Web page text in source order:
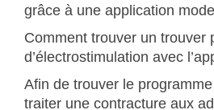
grâce à une application
Comment trouver un trouver
d’électrostimulation avec
Afin de trouver le
traiter une contracture aux